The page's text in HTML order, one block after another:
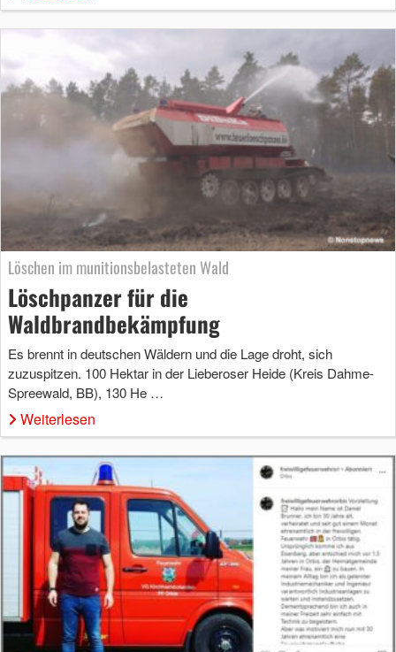
Löschen im munitionsbelasteten Wald
Löschpanzer für die
Waldbrandbekämpfung
Es brennt in deutschen Wäldern und die Lage droht, sich
zuzuspitzen. 100 Hektar in der Lieberoser Heide (Kreis Dahme-
Spreewald, BB), 130 He …
Weiterlesen